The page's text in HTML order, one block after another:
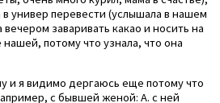
универ перевести (услышала в нашем
заваривать какао и носить на
потому что узнала, что она
и я видимо дергаюсь еще потому что
с бывшей женой: А. с ней